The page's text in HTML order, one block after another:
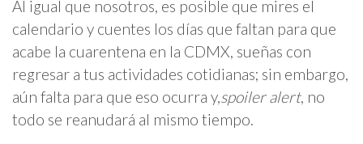
Al igual que nosotros, es posible que mires el
calendario y cuentes los días que faltan para que
acabe la cuarentena en la CDMX, sueñas con
regresar a tus actividades cotidianas; sin embargo,
aún falta para que eso ocurra y,spoiler alert, no
todo se reanudará al mismo tiempo.